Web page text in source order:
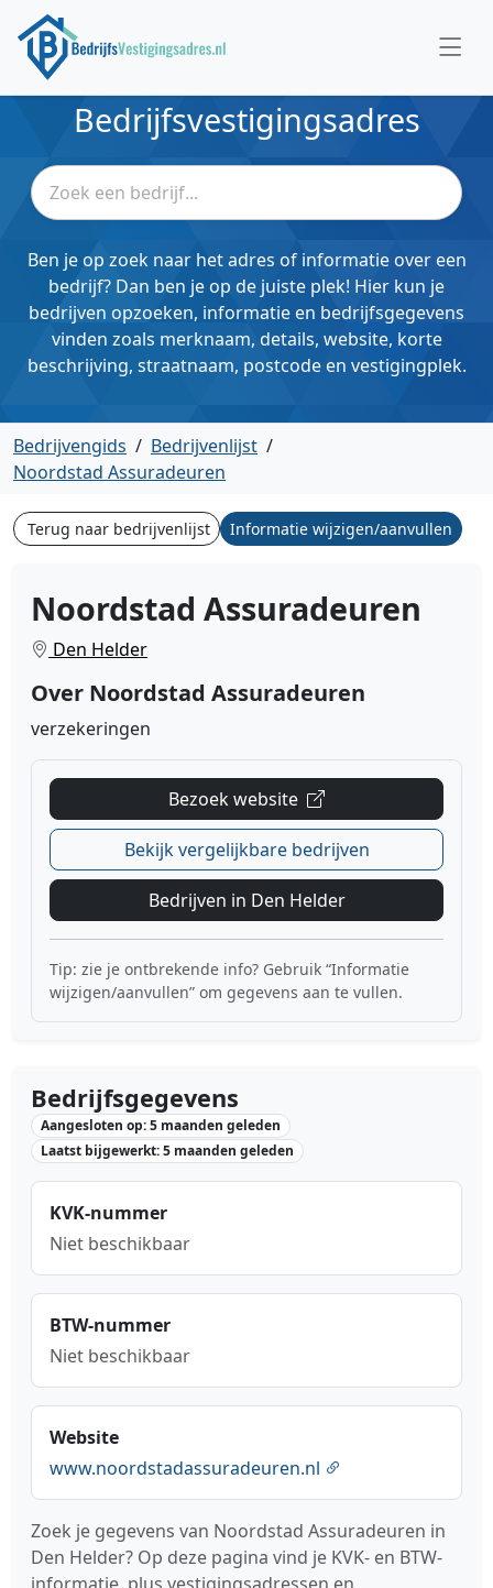
Bedrijfsvestigingsadres
Ben je op zoek naar het adres of informatie over een
bedrijf? Dan ben je op de juiste plek! Hier kun je
bedrijven opzoeken, informatie en bedrijfsgegevens
vinden zoals merknaam, details, website, korte
beschrijving, straatnaam, postcode en vestigingplek.
Bedrijvengids / Bedrijvenlijst /
Noordstad Assuradeuren
Terug naar bedrijvenlijst Informatie wijzigen/aanvullen
Noordstad Assuradeuren
Den Helder
Over Noordstad Assuradeuren
verzekeringen
Bezoek website
Bekijk vergelijkbare bedrijven
Bedrijven in Den Helder
Tip: zie je ontbrekende info? Gebruik “Informatie
wijzigen/aanvullen” om gegevens aan te vullen.
Bedrijfsgegevens
Aangesloten op: 5 maanden geleden
Laatst bijgewerkt: 5 maanden geleden
KVK-nummer
Niet beschikbaar
BTW-nummer
Niet beschikbaar
Website
www.noordstadassuradeuren.nl
Zoek je gegevens van Noordstad Assuradeuren in
Den Helder? Op deze pagina vind je KVK- en BTW-